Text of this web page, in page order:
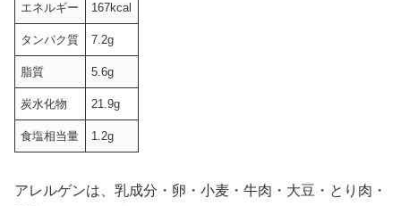
エネルギー 167kcal
タンパク質 7.2g
脂質 5.6g
炭水化物 21.9g
食塩相当量 1.2g
アレルゲンは、乳成分・卵・小麦・牛肉・大豆・とり肉・